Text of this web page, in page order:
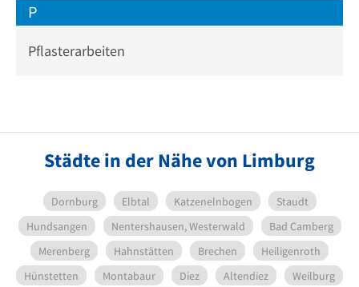
P
Pflasterarbeiten
Städte in der Nähe von Limburg
Dornburg Elbtal Katzenelnbogen
Staudt
Hundsangen
Nentershausen, Westerwald
Bad Camberg
Merenberg
Hahnstätten Brechen
Heiligenroth
Hünstetten
Montabaur Diez Altendiez
Weilburg